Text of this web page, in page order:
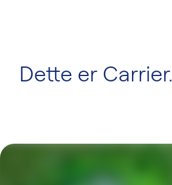
Dette er Carrier.